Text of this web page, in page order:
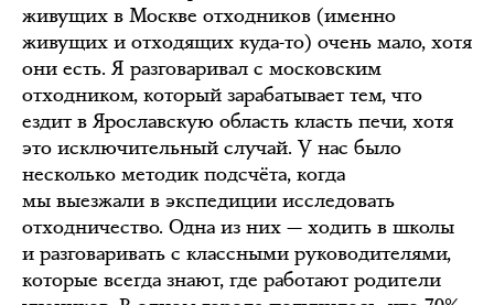
живущих в Москве отходников (именно
живущих и отходящих куда-то) очень мало, хотя
они есть. Я разговаривал с московским
отходником, который зарабатывает тем, что
ездит в Ярославскую область класть печи, хотя
это исключительный случай. У нас было
несколько методик подсчёта, когда
мы выезжали в экспедиции исследовать
отходничество. Одна из них — ходить в школы
и разговаривать с классными руководителями,
которые всегда знают, где работают родители